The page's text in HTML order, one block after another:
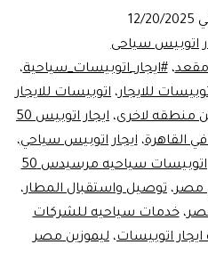
سياحية
|
خدمات
ليموزين
مصر
الأفضل
للشركات
ورحلات
12/20/2025
اتوبيس سياحى
،#ايجار_اتوبيسات_سياحية،
للايجار، اتوبيسات للايجار
منطقه لاخرى،
ايجار اتوبيس 50
،ايجار اتوبيس سياحي،
ايجار اتوبيسات سياحيه مرسيدس 50
مصر، توصيل واستقبال المطار،
،خدمات سياحيه للشركات
اتوبيسات، ليموزين مصر